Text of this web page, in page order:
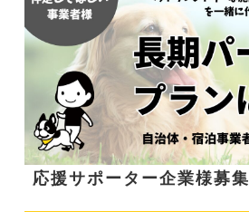
応援サポーター企業様募集